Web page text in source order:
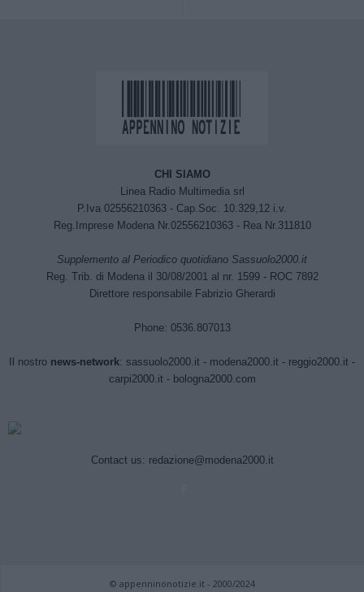
CHI SIAMO
Linea Radio Multimedia srl
P.Iva 02556210363 - Cap.Soc. 10.329,12 i.v.
Reg.Imprese Modena Nr.02556210363 - Rea Nr.311810
Supplemento al Periodico quotidiano Sassuolo2000.it
Reg. Trib. di Modena il 30/08/2001 al nr. 1599 - ROC 7892
Direttore responsabile Fabrizio Gherardi
Phone: 0536.807013
Il nostro news-network: sassuolo2000.it - modena2000.it - reggio2000.it -
carpi2000.it- bologna2000.com
Contact us: redazione@modena2000.it
© appenninonotizie.it - 2000/2024